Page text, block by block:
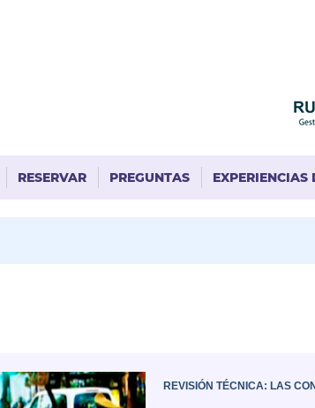
RESERVAR PREGUNTAS EXPERIENCIAS
REVISIÓN TÉCNICA: LAS